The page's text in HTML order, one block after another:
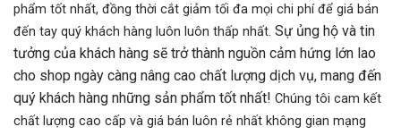
phẩm tốt nhất, đồng thời cắt giảm tối đa mọi chi phí để giá bán
đến tay quý khách hàng luôn luôn thấp nhất. Sự ủng hộ và tin
tưởng của khách hàng sẽ trở thành nguồn cảm hứng lớn lao
cho shop ngày càng nâng cao chất lượng dịch vụ, mang đến
quý khách hàng những sản phẩm tốt nhất! Chúng tôi cam kết
chất lượng cao cấp và giá bán luôn rẻ nhất không gian mạng